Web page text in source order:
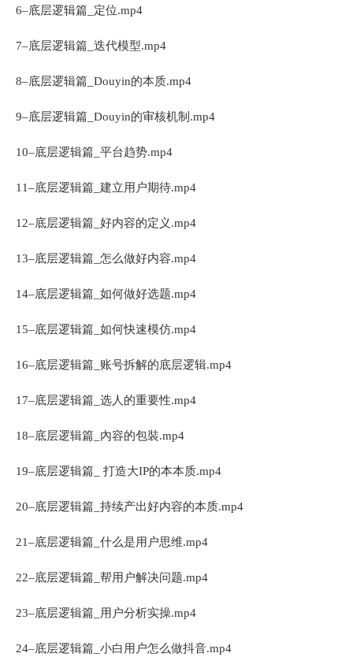
6–底层逻辑篇_定位.mp4
7–底层逻辑篇_迭代模型.mp4
8–底层逻辑篇_Douyin的本质.mp4
9–底层逻辑篇_Douyin的审核机制.mp4
10–底层逻辑篇_平台趋势.mp4
11–底层逻辑篇_建立用户期待.mp4
12–底层逻辑篇_好内容的定义.mp4
13–底层逻辑篇_怎么做好内容.mp4
14–底层逻辑篇_如何做好选题.mp4
15–底层逻辑篇_如何快速模仿.mp4
16–底层逻辑篇_账号拆解的底层逻辑.mp4
17–底层逻辑篇_选人的重要性.mp4
18–底层逻辑篇_內容的包裝.mp4
19–底层逻辑篇_ 打造大IP的本本质.mp4
20–底层逻辑篇_持续产出好内容的本质.mp4
21–底层逻辑篇_什么是用户思维.mp4
22–底层逻辑篇_帮用户解决问题.mp4
23–底层逻辑篇_用户分析实操.mp4
24–底层逻辑篇_小白用户怎么做抖音.mp4